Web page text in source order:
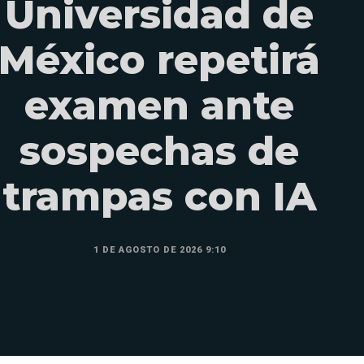
Universidad de
México repetirá
examen ante
sospechas de
trampas con IA
1 DE AGOSTO DE 2026 9:10